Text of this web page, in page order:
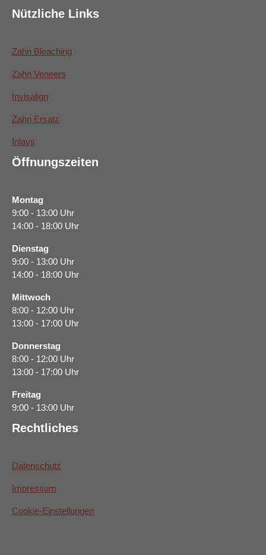
Nützliche Links
Zahn Bleaching
Zahn Veneers
Invisalign
Zahn Ersatz
Inlays
Öffnungszeiten
Montag
9:00 - 13:00 Uhr
14:00 - 18:00 Uhr
Dienstag
9:00 - 13:00 Uhr
14:00 - 18:00 Uhr
Mittwoch
8:00 - 12:00 Uhr
13:00 - 17:00 Uhr
Donnerstag
8:00 - 12:00 Uhr
13:00 - 17:00 Uhr
Freitag
9:00 - 13:00 Uhr
Rechtliches
Datenschutz
Impressum
Cookie-Einstellungen